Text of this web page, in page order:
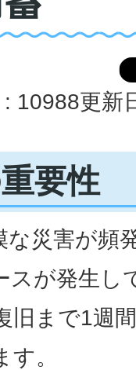
10988更新
要性
な災害が頻
スが発生し
旧まで1週
。